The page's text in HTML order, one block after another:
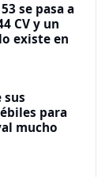
se pasa a
CV y un
existe en
sus
para
mucho